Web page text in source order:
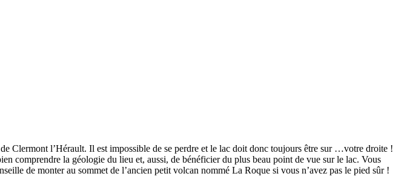
Clermont l’Hérault. Il est impossible de se perdre et le lac doit donc toujours être sur …votre droite !
comprendre la géologie du lieu et, aussi, de bénéficier du plus beau point de vue sur le lac. Vous
de monter au sommet de l’ancien petit volcan nommé La Roque si vous n’avez pas le pied sûr !